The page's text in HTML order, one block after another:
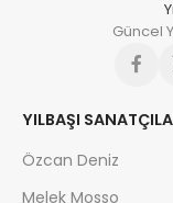
Güncel
YILBAŞI
Özcan Deniz
Melek Mosso